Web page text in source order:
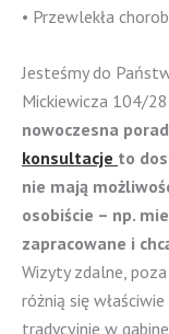
• Przewlekła
Jesteśmy do
Mickiewicza 104/
nowoczesna
konsultacje to
nie mają
osobiście – np.
zapracowane i
Wizyty zdalne,
różnią się
tradycyjnie w